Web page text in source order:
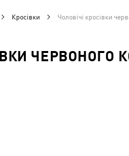
Кросівки Чоловічі кросівки
ЧЕРВОНОГО